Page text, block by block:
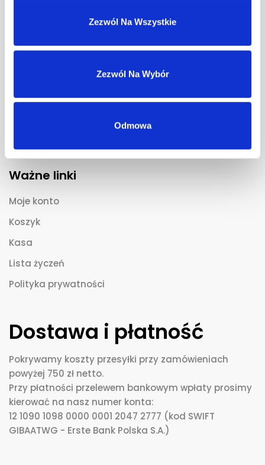
Zezwól Na Wszystkie
Zezwól Na Wybór
Odmowa
Śledzenie zamówienia
Ważne linki
Moje konto
Koszyk
Kasa
Lista życzeń
Polityka prywatności
Dostawa i płatność
Pokrywamy koszty przesyłki przy zamówieniach
powyżej 750 zł netto.
Przy płatności przelewem bankowym wpłaty prosimy
kierować na nasz numer konta:
12 1090 1098 0000 0001 2047 2777 (kod SWIFT
GIBAATWG - Erste Bank Polska S.A.)